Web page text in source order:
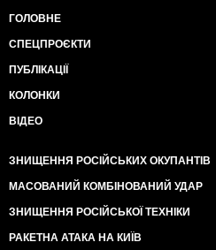
ГОЛОВНЕ
СПЕЦПРОЄКТИ
ПУБЛІКАЦІЇ
КОЛОНКИ
ВІДЕО
ЗНИЩЕННЯ РОСІЙСЬКИХ ОКУПАНТІВ
МАСОВАНИЙ КОМБІНОВАНИЙ УДАР
ЗНИЩЕННЯ РОСІЙСЬКОЇ ТЕХНІКИ
РАКЕТНА АТАКА НА КИЇВ